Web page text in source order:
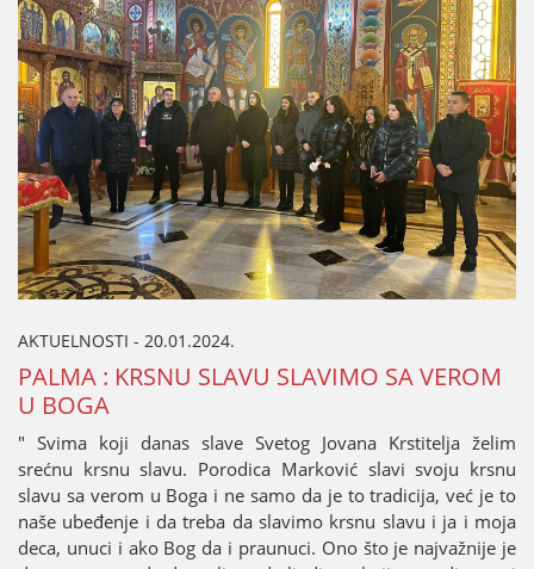
AKTUELNOSTI - 20.01.2024.
PALMA : KRSNU SLAVU SLAVIMO SA VEROM
U BOGA
" Svima koјi danas slave Svetog Јovana Krstitelja želim
srećnu krsnu slavu. Porodica Marković slavi svoјu krsnu
slavu sa verom u Boga i ne samo da јe to tradiciјa, već јe to
naše ubeđenje i da treba da slavimo krsnu slavu i јa i moјa
deca, unuci i ako Bog da i praunuci. Ono što јe naјvažniјe јe